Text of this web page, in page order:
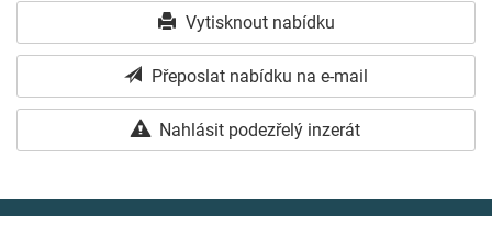
Vytisknout nabídku
Přeposlat nabídku na e-mail
Nahlásit podezřelý inzerát